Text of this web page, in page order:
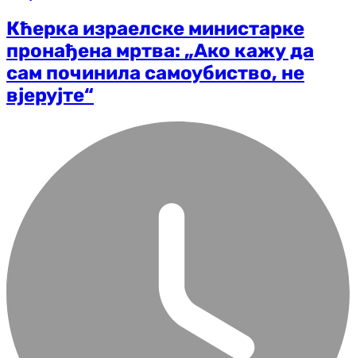
Кћерка израелске министарке
пронађена мртва: „Ако кажу да
сам починила самоубиство, не
вјерујте“